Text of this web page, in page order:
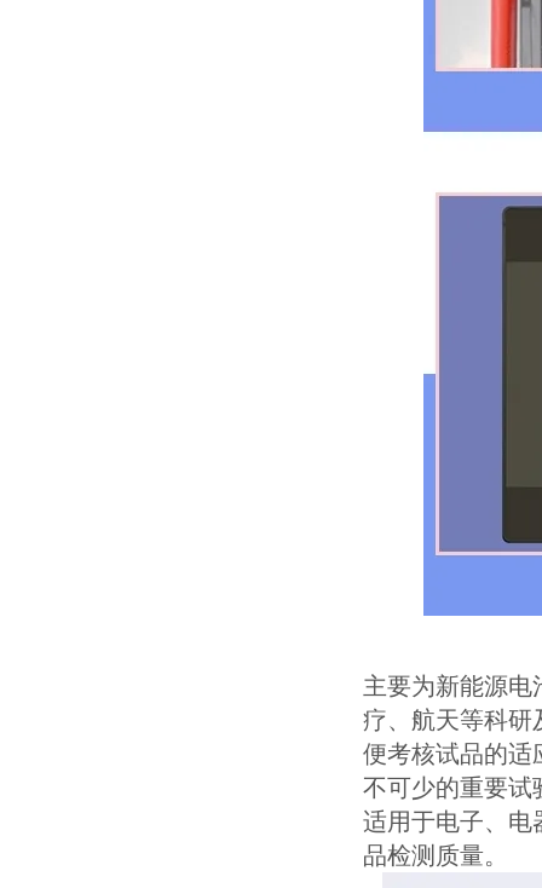
主要为新能源电
疗、航天等科研
便考核试品的适
不可少的重要试
适用于电子、电
品检测质量。